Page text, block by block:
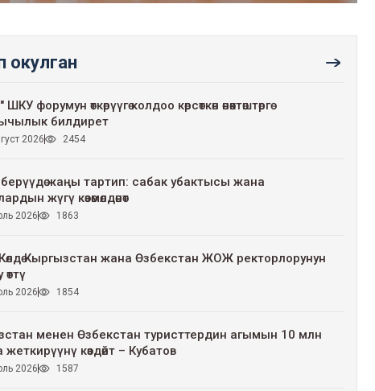
окулган
форумун өткөрүүгө колдоо көрсөткөн өнөктөштөргө
билдирет
2026 2454
жаңы тартип: сабак убактысы жана
жүгү көзөмөлдөнөт
2026 1863
Кыргызстан жана Өзбекстан ЖОЖ ректорлорунун
2026 1854
менен Өзбекстан туристтердин агымын 10 млн
көздөйт – Кубатов
2026 1587